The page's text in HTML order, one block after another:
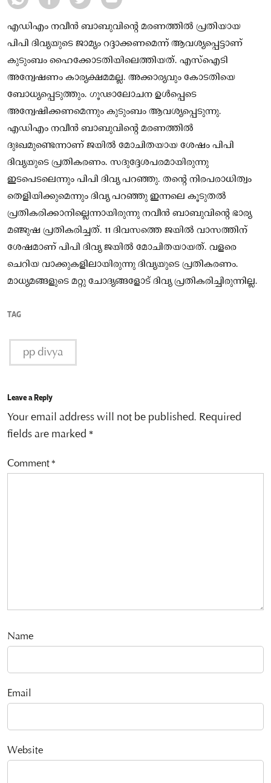
എഡിഎം നവീന്‍ ബാബുവിന്റെ മരണത്തില്‍ പ്രതിയായ
പിപി ദിവ്യയുടെ ജാമ്യം റദ്ദാക്കണമെന്ന് ആവശ്യപ്പെട്ടാണ്
കുടുംബം ഹൈക്കോടതിയിലെത്തിയത്. എസ്‌ഐടി
അന്വേഷണം കാര്യക്ഷമമല്ല. അക്കാര്യവും കോടതിയെ
ബോധ്യപ്പെടുത്തും. ഗൂഢാലോചന ഉള്‍പ്പെടെ
അന്വേഷിക്കണമെന്നും കുടുംബം ആവശ്യപ്പെടുന്നു.
എഡിഎം നവീന്‍ ബാബുവിന്റെ മരണത്തില്‍
ദുഃഖമുണ്ടെന്നാണ് ജയില്‍ മോചിതയായ ശേഷം പിപി
ദിവ്യയുടെ പ്രതികരണം. സദുദ്ദേശപരമായിരുന്നു
ഇടപെടലെന്നും പിപി ദിവ്യ പറഞ്ഞു. തന്റെ നിരപരാധിത്വം
തെളിയിക്കുമെന്നും ദിവ്യ പറഞ്ഞു ഇന്നലെ കൂടുതല്‍
പ്രതികരിക്കാനില്ലെന്നായിരുന്നു നവീന്‍ ബാബുവിന്റെ ഭാര്യ
മഞ്ജുഷ പ്രതികരിച്ചത്. 11 ദിവസത്തെ ജയില്‍ വാസത്തിന്
ശേഷമാണ് പിപി ദിവ്യ ജയില്‍ മോചിതയായത്. വളരെ
ചെറിയ വാക്കുകളിലായിരുന്നു ദിവ്യയുടെ പ്രതികരണം.
മാധ്യമങ്ങളുടെ മറ്റു ചോദ്യങ്ങളോട് ദിവ്യ പ്രതികരിച്ചിരുന്നില്ല.
TAG
pp divya
Leave a Reply
Your email address will not be published. Required
fields are marked *
Comment*
Name
Email
Website